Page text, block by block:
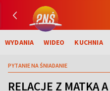
WYDANIA WIDEO KUCHNIA
PYTANIE NA ŚNIADANIE
RELACJE Z MATKĄ